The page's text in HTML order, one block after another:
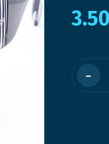
-